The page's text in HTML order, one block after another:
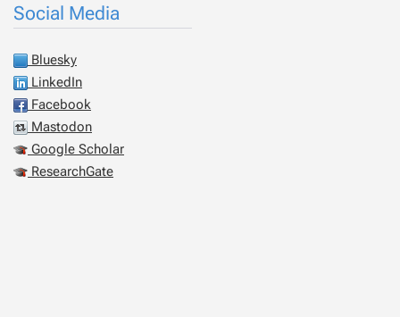
Social Media
Bluesky
LinkedIn
Facebook
Mastodon
Google Scholar
ResearchGate